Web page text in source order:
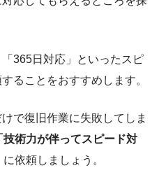
365日対応」といったスピ
ることをおすすめします。
で復旧作業に失敗してしま
技術力が伴ってスピード対
に依頼しましょう。